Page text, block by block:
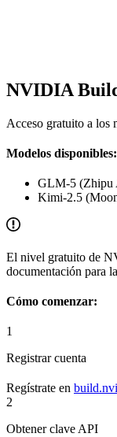
NVIDIA
Acceso gratuito a
Modelos disponibles:
GLM-5 (Zhipu
Kimi-2.5
El nivel gratuito de
documentación para
Cómo comenzar:
1
Registrar cuenta
Regístrate en
2
Obtener clave API